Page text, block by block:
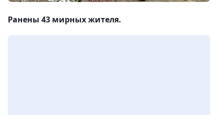
Ранены 43 мирных жителя.